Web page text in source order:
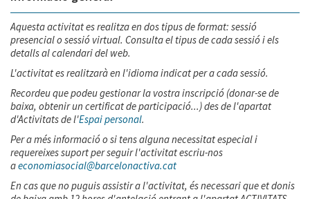
Aquesta activitat es realitza en dos tipus de format: sessió
presencial o sessió virtual. Consulta el tipus de cada sessió i els
detalls al calendari del web.
L'activitat es realitzarà en l'idioma indicat per a cada sessió.
Recordeu que podeu gestionar la vostra inscripció (donar-se de
baixa, obtenir un certificat de participació...) des de l'apartat
d'Activitats de l'Espai personal.
Per a més informació o si tens alguna necessitat especial i
requereixes suport per seguir l'activitat escriu-nos
aeconomiasocial@barcelonactiva.cat
En cas que no puguis assistir a l'activitat, és necessari que et donis